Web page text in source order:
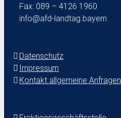
Fax: 089 – 4126 1960
info@afd-landtag.bayern
Datenschutz
Impressum
Kontakt allgemeine Anfragen